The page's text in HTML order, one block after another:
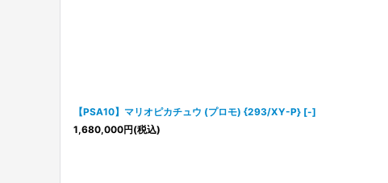
【PSA10】マリオピカチュウ (プロモ) {293/XY-P} [-]
1,680,000円(税込)